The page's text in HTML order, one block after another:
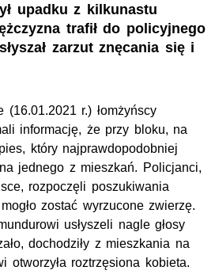
upadku z kilkunastu
trafił do policyjnego
zarzut znęcania się i
(16.01.2021 r.) łomżyńscy
informację, że przy bloku, na
który najprawdopodobniej
jednego z mieszkań. Policjanci,
rozpoczęli poszukiwania
zostać wyrzucone zwierzę.
usłyszeli nagle głosy
dochodziły z mieszkania na
otworzyła roztrzęsiona kobieta.